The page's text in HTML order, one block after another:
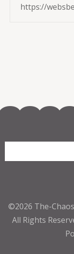
https://
©2026 The-
All Rights